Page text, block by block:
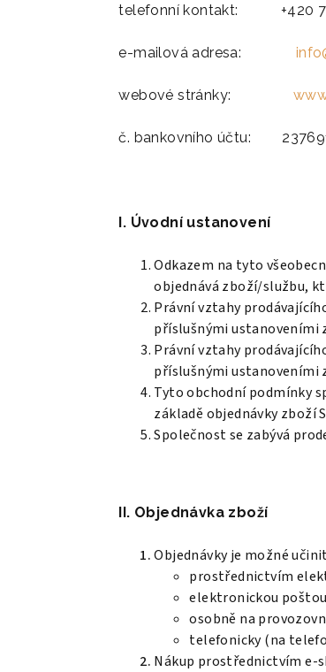
telefonní kontakt: +420
e-mailová adresa:
webové stránky:
č. bankovního účtu:
I. Úvodní ustanovení
Odkazem na tyto
objednává zboží/službu,
Právní vztahy
příslušnými ustanoveními
Právní vztahy
příslušnými ustanoveními
Tyto obchodní podmínky
základě objednávky zboží
Společnost se zabývá
II. Objednávka zboží
Objednávky je možné
prostřednictvím
elektronickou poštou
osobně na
telefonicky (na
Nákup prostřednictvím e-